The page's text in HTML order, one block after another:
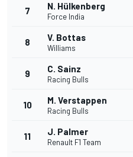
7 N. Hülkenberg
Force India
8 V. Bottas
Williams
9 C. Sainz
Racing Bulls
10 M. Verstappen
Racing Bulls
11 J. Palmer
Renault F1 Team